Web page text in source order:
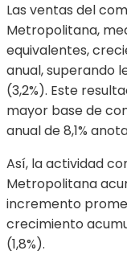
Las ventas del
Metropolitana,
equivalentes,
anual, superando
(3,2%). Este
mayor base de
anual de 8,1%
Así, la actividad
Metropolitana
incremento
crecimiento
(1,8%).